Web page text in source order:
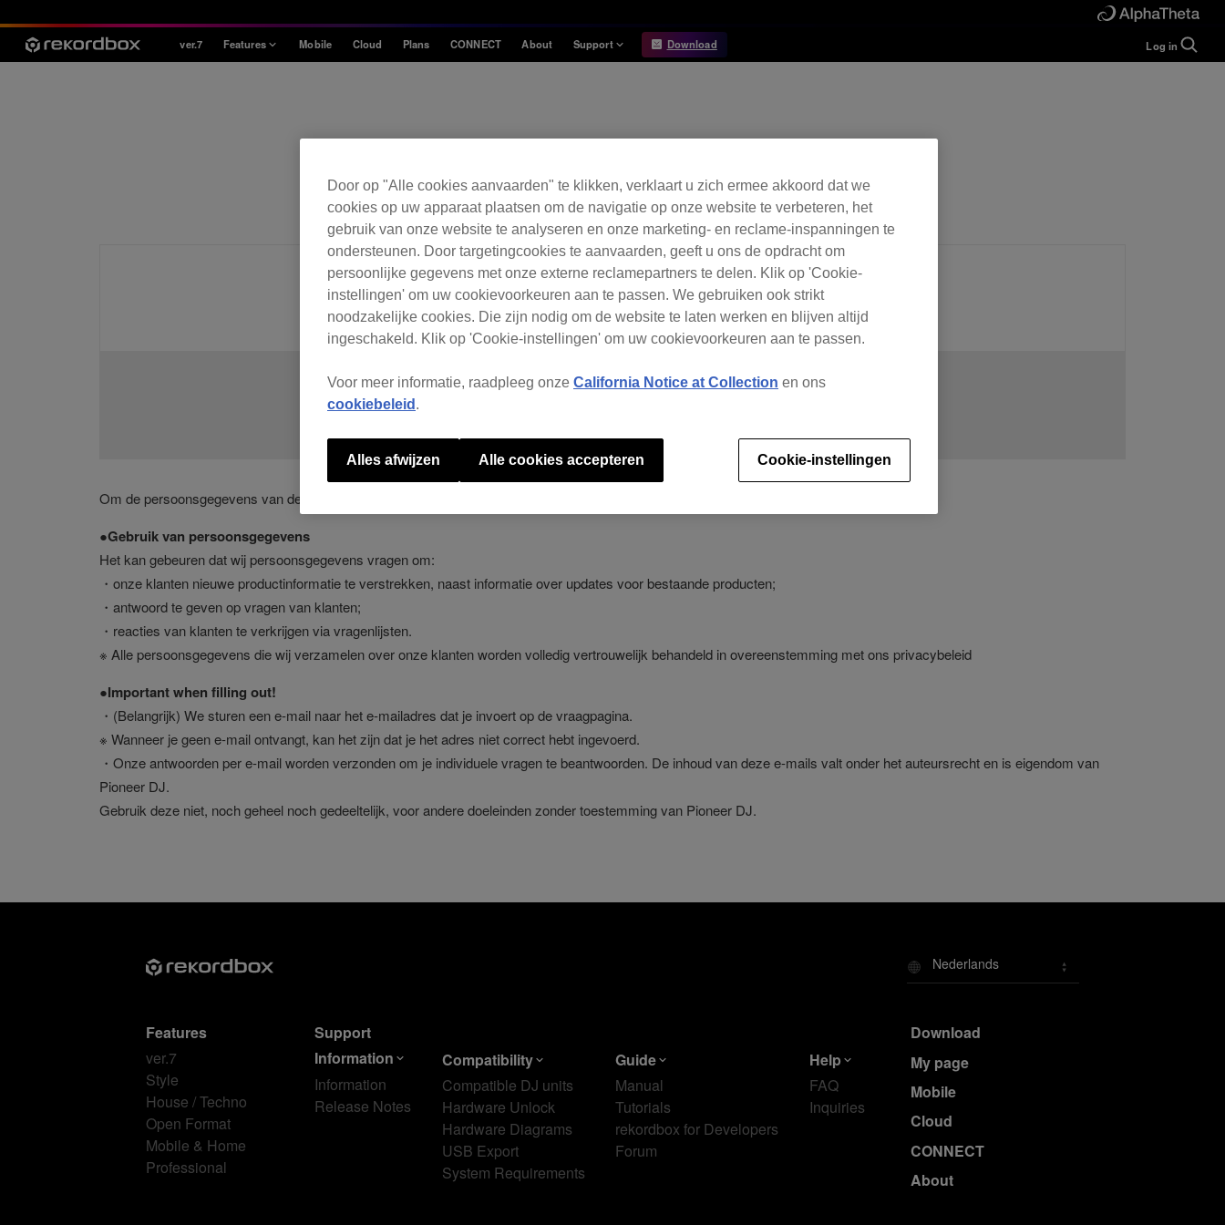
ver.7 Features Mobile Cloud Plans CONNECT About Support
USB Export
System
Developers
Forum
Download Log in
Vragen
Raadpleeg voordat je ons een vraag stelt,
eerst het gedeelteVeelgestelde vragenen kijk of er al een geschikt antwoord is.
Om de persoonsgegevens van de gebruiker te beschermen, is de gegevensoverdracht beveiligd met SSL 3.0 (128 bits-wachtwoordsterkte).
●Gebruik van persoonsgegevens
Het kan gebeuren dat wij persoonsgegevens vragen om:
・onze klanten nieuwe productinformatie te verstrekken, naast informatie over updates voor bestaande producten;
・antwoord te geven op vragen van klanten;
・reacties van klanten te verkrijgen via vragenlijsten.
※ Alle persoonsgegevens die wij verzamelen over onze klanten worden volledig vertrouwelijk behandeld in overeenstemming met ons privacybeleid
●Important when filling out!
・(Belangrijk) We sturen een e-mail naar het e-mailadres dat je invoert op de vraagpagina.
※ Wanneer je geen e-mail ontvangt, kan het zijn dat je het adres niet correct hebt ingevoerd.
・Onze antwoorden per e-mail worden verzonden om je individuele vragen te beantwoorden. De inhoud van deze e-mails valt onder het auteursrecht en is eigendom van
Pioneer DJ.
Gebruik deze niet, noch geheel noch gedeeltelijk, voor andere doeleinden zonder toestemming van Pioneer DJ.
Nederlands
Features
ver.7
Style
House / Techno
Open Format
Mobile & Home
Professional
Support
Information
Information
Release Notes
Compatibility
Compatible DJ units
Hardware Unlock
Hardware Diagrams
USB Export
System Requirements
Guide
Manual
Tutorials
rekordbox for Developers
Forum
Help
FAQ
Inquiries
Download
My page
Mobile
Cloud
CONNECT
About
Door op "Alle cookies aanvaarden" te klikken, verklaart u zich ermee akkoord dat we
cookies op uw apparaat plaatsen om de navigatie op onze website te verbeteren, het
gebruik van onze website te analyseren en onze marketing- en reclame-inspanningen te
ondersteunen. Door targetingcookies te aanvaarden, geeft u ons de opdracht om
persoonlijke gegevens met onze externe reclamepartners te delen. Klik op 'Cookie-
instellingen' om uw cookievoorkeuren aan te passen. We gebruiken ook strikt
noodzakelijke cookies. Die zijn nodig om de website te laten werken en blijven altijd
ingeschakeld. Klik op 'Cookie-instellingen' om uw cookievoorkeuren aan te passen.
Voor meer informatie, raadpleeg onze California Notice at Collection en ons
cookiebeleid .
Cookie-instellingen
Alles afwijzen Alle cookies accepteren